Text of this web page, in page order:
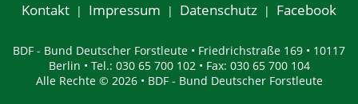
Kontakt Impressum Datenschutz Facebook
BDF - Bund Deutscher Forstleute • Friedrichstraße 169 • 10117
Berlin • Tel.: 030 65 700 102 • Fax: 030 65 700 104
Alle Rechte © 2026 • BDF - Bund Deutscher Forstleute